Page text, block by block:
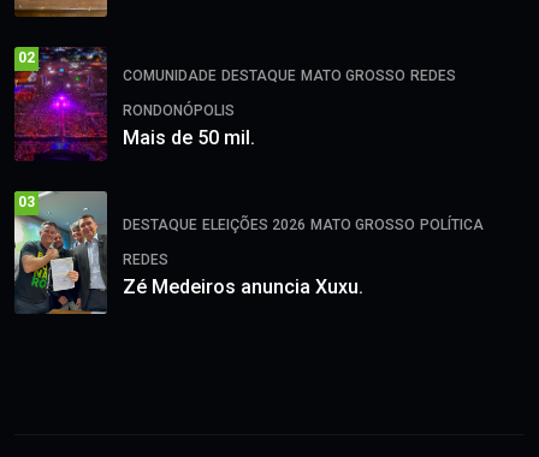
02
COMUNIDADE DESTAQUE MATO GROSSO REDES
RONDONÓPOLIS
Mais de 50 mil.
03
DESTAQUE ELEIÇÕES 2026 MATO GROSSO POLÍTICA
REDES
Zé Medeiros anuncia Xuxu.